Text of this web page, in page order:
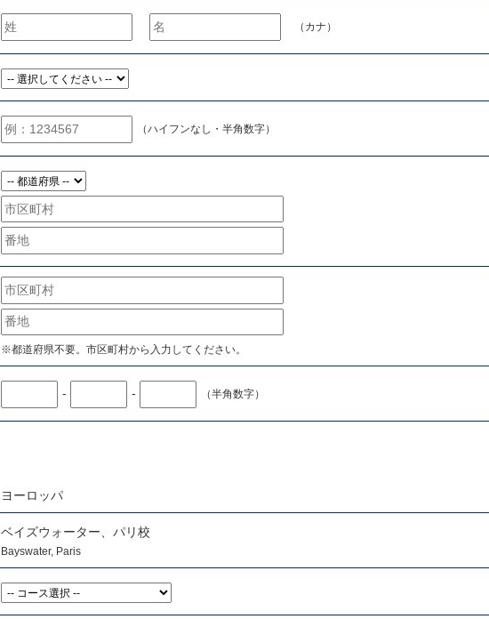
（カナ）
（ハイフンなし・半角数字）
※都道府県不要。市区町村から入力してください。
- - （半角数字）
ヨーロッパ
ベイズウォーター、パリ校
Bayswater, Paris